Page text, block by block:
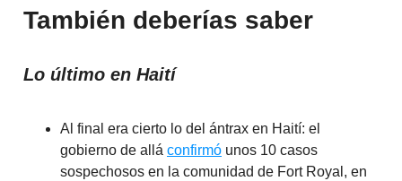
También deberías saber
Lo último en Haití
Al final era cierto lo del ántrax en Haití: el
gobierno de allá confirmó unos 10 casos
sospechosos en la comunidad de Fort Royal, en